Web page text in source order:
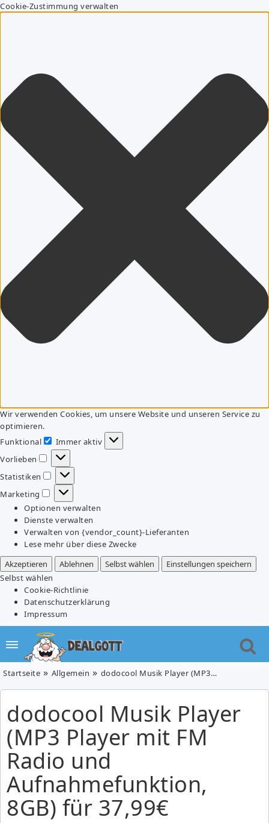
Cookie-Zustimmung verwalten
Wir verwenden Cookies, um unsere Website und unseren Service zu
optimieren.
Funktional
Funktional
Immer aktiv
Vorlieben
Vorlieben
Statistiken
Statistiken
Marketing
Marketing
Optionen verwalten
Dienste verwalten
Verwalten von {vendor_count}-Lieferanten
Lese mehr über diese Zwecke
Akzeptieren
Ablehnen Selbst wählen
Einstellungen speichern
Selbst wählen
Cookie-Richtlinie
Datenschutzerklärung
Impressum
Startseite Allgemein dodocool Musik Player (MP3 Player mit FM Radio und Aufnahmefunktion, 8GB) für 37,99€
dodocool Musik Player
(MP3 Player mit FM
Radio und
Aufnahmefunktion,
8GB) für 37,99€